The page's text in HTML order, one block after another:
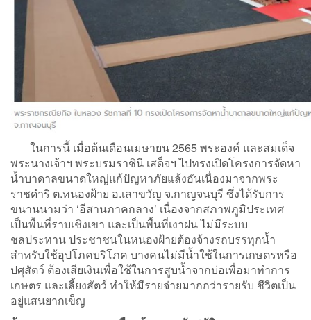
ในการนี้ เมื่อต้นเดือนเมษายน 2565 พระองค์ และสมเด็จ
พระนางเจ้าฯ พระบรมราชินี เสด็จฯ ไปทรงเปิดโครงการจัดหา
น้ำบาดาลขนาดใหญ่แก้ปัญหาภัยแล้งอันเนื่องมาจากพระ
ราชดำริ ต.หนองฝ้าย อ.เลาขวัญ จ.กาญจนบุรี ซึ่งได้รับการ
ขนานนามว่า ‘อีสานภาคกลาง’ เนื่องจากสภาพภูมิประเทศ
เป็นพื้นที่ราบเชิงเขา และเป็นพื้นที่เงาฝน ไม่มีระบบ
ชลประทาน ประชาชนในหนองฝ้ายต้องจ้างรถบรรทุกน้ำ
สำหรับใช้อุปโภคบริโภค บางคนไม่มีน้ำใช้ในการเกษตรหรือ
ปศุสัตว์ ต้องเสียเงินเพื่อใช้ในการสูบน้ำจากบ่อเพื่อมาทำการ
เกษตร และเลี้ยงสัตว์ ทำให้มีรายจ่ายมากกว่ารายรับ ชีวิตเป็น
อยู่แสนยากเข็ญ